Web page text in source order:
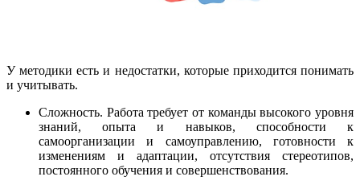
У методики есть и недостатки, которые приходится понимать
и учитывать.
Сложность. Работа требует от команды высокого уровня
знаний, опыта и навыков, способности к
самоорганизации и самоуправлению, готовности к
изменениям и адаптации, отсутствия стереотипов,
постоянного обучения и совершенствования.